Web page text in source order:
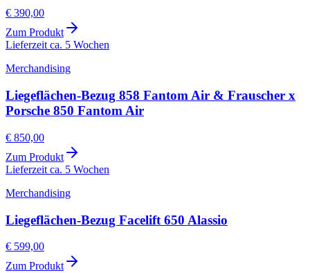
€ 390,00
Zum Produkt
Lieferzeit ca. 5 Wochen
Merchandising
Liegeflächen-Bezug 858 Fantom Air & Frauscher x
Porsche 850 Fantom Air
€ 850,00
Zum Produkt
Lieferzeit ca. 5 Wochen
Merchandising
Liegeflächen-Bezug Facelift 650 Alassio
€ 599,00
Zum Produkt